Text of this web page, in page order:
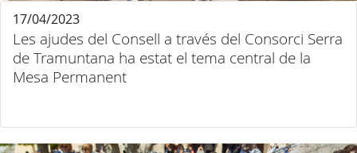
Les ajudes del Consell a través del Consorci Serra
de Tramuntana ha estat el tema central de la
Mesa Permanent
17/04/2023